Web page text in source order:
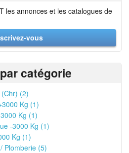
les annonces et les catalogues de
vous
catégorie
(2)
Kg (1)
Kg (1)
-3000 Kg (1)
Kg (1)
Plomberie (5)